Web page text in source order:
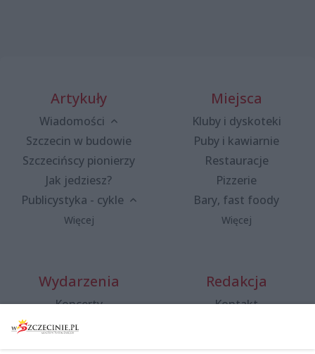
Artykuły
Wiadomości
Szczecin w budowie
Szczecińscy pionierzy
Jak jedziesz?
Publicystyka - cykle
Więcej
Miejsca
Kluby i dyskoteki
Puby i kawiarnie
Restauracje
Pizzerie
Bary, fast foody
Więcej
Wydarzenia
Koncerty
Warsztaty
Redakcja
Kontakt